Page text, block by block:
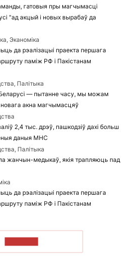
гатовыя пры магчымасці
"ад акцый і новых вырабаў да
Эканоміка
да рэалізацыі праекта першага
паміж РФ і Пакістанам
Палітыка
— пытанне часу, мы можам
акна магчымасцяў
2,4 тыс. дрэў, пашкодзіў дахі больш
даныя МНС
Палітыка
жанчын-медыкаў, якія трапляюць пад
да рэалізацыі праекта першага
паміж РФ і Пакістанам